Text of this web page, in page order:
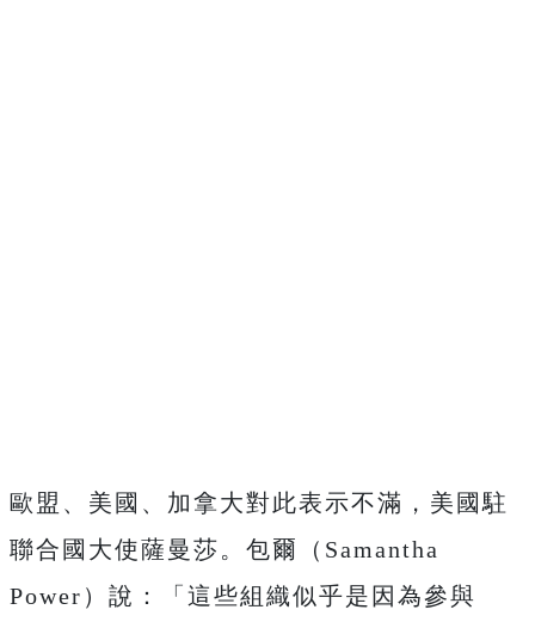
歐盟、美國、加拿大對此表示不滿，美國駐
聯合國大使薩曼莎。包爾（Samantha
Power）說：「這些組織似乎是因為參與